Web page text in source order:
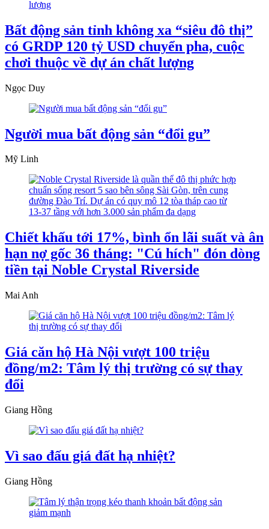
Bất động sản tỉnh không xa “siêu đô thị”
có GRDP 120 tỷ USD chuyển pha, cuộc
chơi thuộc về dự án chất lượng
Ngọc Duy
Người mua bất động sản “đổi gu”
Mỹ Linh
Chiết khấu tới 17%, bình ổn lãi suất và ân
hạn nợ gốc 36 tháng: "Cú hích" đón dòng
tiền tại Noble Crystal Riverside
Mai Anh
Giá căn hộ Hà Nội vượt 100 triệu
đồng/m2: Tâm lý thị trường có sự thay
đổi
Giang Hồng
Vì sao đấu giá đất hạ nhiệt?
Giang Hồng